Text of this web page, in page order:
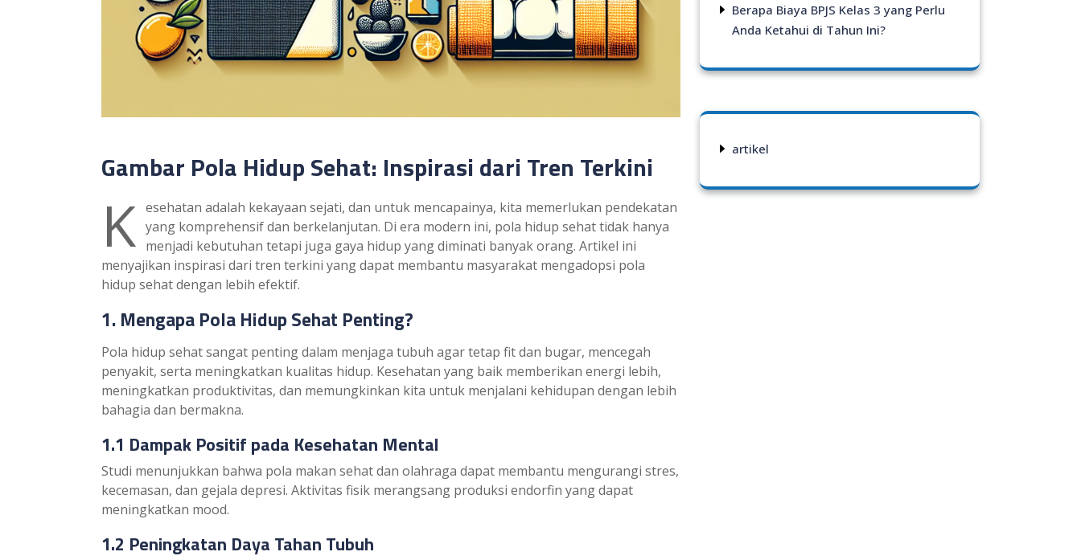
Gambar Pola Hidup Sehat: Inspirasi dari Tren Terkini
K esehatan adalah kekayaan sejati, dan untuk mencapainya, kita memerlukan pendekatan
yang komprehensif dan berkelanjutan. Di era modern ini, pola hidup sehat tidak hanya
menjadi kebutuhan tetapi juga gaya hidup yang diminati banyak orang. Artikel ini
menyajikan inspirasi dari tren terkini yang dapat membantu masyarakat mengadopsi pola
hidup sehat dengan lebih efektif.
1. Mengapa Pola Hidup Sehat Penting?
Pola hidup sehat sangat penting dalam menjaga tubuh agar tetap fit dan bugar, mencegah
penyakit, serta meningkatkan kualitas hidup. Kesehatan yang baik memberikan energi lebih,
meningkatkan produktivitas, dan memungkinkan kita untuk menjalani kehidupan dengan lebih
bahagia dan bermakna.
1.1 Dampak Positif pada Kesehatan Mental
Studi menunjukkan bahwa pola makan sehat dan olahraga dapat membantu mengurangi stres,
kecemasan, dan gejala depresi. Aktivitas fisik merangsang produksi endorfin yang dapat
meningkatkan mood.
1.2 Peningkatan Daya Tahan Tubuh
Berapa Biaya BPJS Kelas 3 yang Perlu
Anda Ketahui di Tahun Ini?
artikel